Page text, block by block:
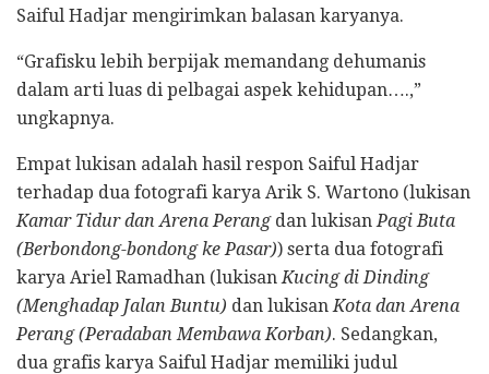
Saiful Hadjar mengirimkan balasan karyanya.
“Grafisku lebih berpijak memandang dehumanis
dalam arti luas di pelbagai aspek kehidupan….,”
ungkapnya.
Empat lukisan adalah hasil respon Saiful Hadjar
terhadap dua fotografi karya Arik S. Wartono (lukisan
Kamar Tidur dan Arena Perangdan lukisanPagi Buta
(Berbondong-bondong ke Pasar)) serta dua fotografi
karya Ariel Ramadhan (lukisanKucing di Dinding
(Menghadap Jalan Buntu) dan lukisanKota dan Arena
Perang (Peradaban Membawa Korban). Sedangkan,
dua grafis karya Saiful Hadjar memiliki judul